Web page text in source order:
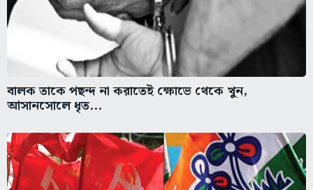
বালক তাকে পছন্দ না করাতেই ক্ষোভে থেকে খুন,
আসানসোলে ধৃত...